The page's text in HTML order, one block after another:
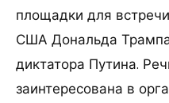
площадки для
США Дональда Трампа
диктатора Путина.
заинтересована в